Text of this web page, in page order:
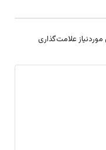
علامت‌گذاری